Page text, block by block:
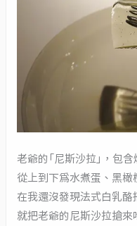
老爺的「尼斯沙拉」，包
從上到下為水煮蛋、黑橄
在我還沒發現法式白乳
就把老爺的尼斯沙拉搶來